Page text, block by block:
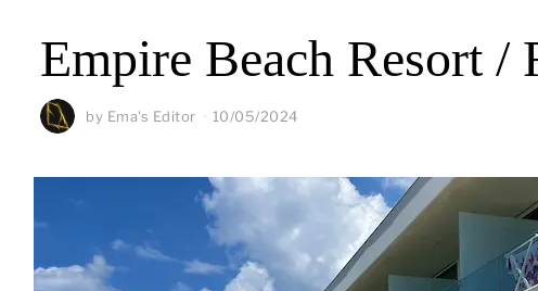
Empire Beach Resort /
by Ema's Editor 10/05/2024